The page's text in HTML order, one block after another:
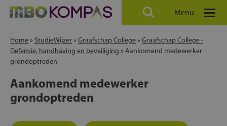
Menu
Home » StudieWijzer » Graafschap College » Graafschap College -
Defensie, handhaving en beveiliging » Aankomend medewerker
grondoptreden
Aankomend medewerker
grondoptreden